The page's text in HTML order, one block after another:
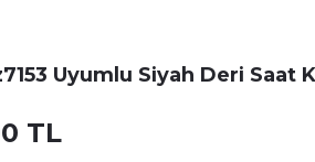
Uyumlu Siyah Deri Saat
TL